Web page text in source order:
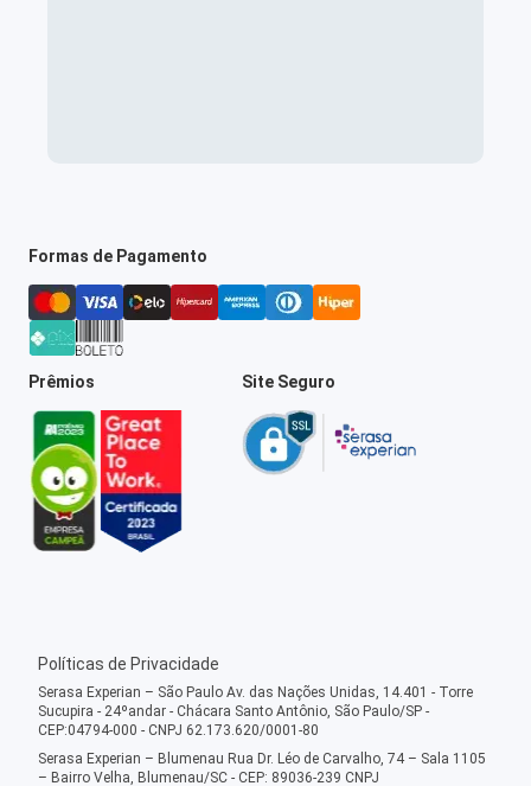
Formas de Pagamento
Prêmios Site Seguro
Políticas de Privacidade
Serasa Experian – São Paulo Av. das Nações Unidas, 14.401 - Torre
Sucupira - 24ºandar - Chácara Santo Antônio, São Paulo/SP -
CEP:04794-000 - CNPJ 62.173.620/0001-80
Serasa Experian – Blumenau Rua Dr. Léo de Carvalho, 74 – Sala 1105
– Bairro Velha, Blumenau/SC - CEP: 89036-239 CNPJ